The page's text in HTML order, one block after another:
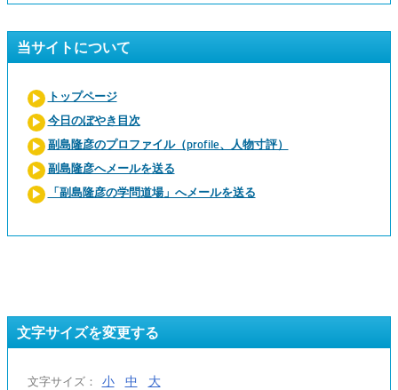
当サイトについて
トップページ
今日のぼやき目次
副島隆彦のプロファイル（profile、人物寸評）
副島隆彦へメールを送る
「副島隆彦の学問道場」へメールを送る
文字サイズを変更する
文字サイズ： 小 中 大